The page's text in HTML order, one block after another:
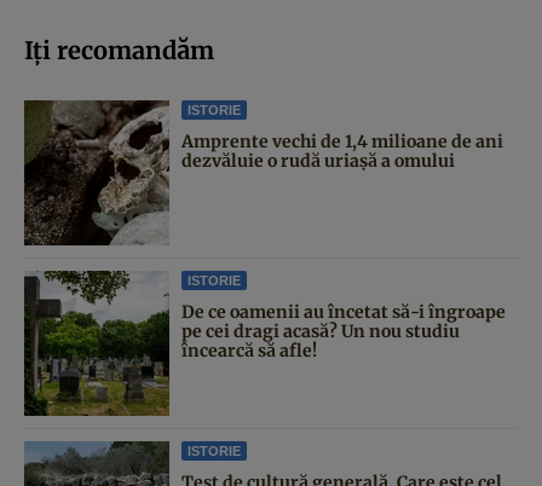
Iți recomandăm
ISTORIE
Amprente vechi de 1,4 milioane de ani
dezvăluie o rudă uriașă a omului
ISTORIE
De ce oamenii au încetat să-i îngroape
pe cei dragi acasă? Un nou studiu
încearcă să afle!
ISTORIE